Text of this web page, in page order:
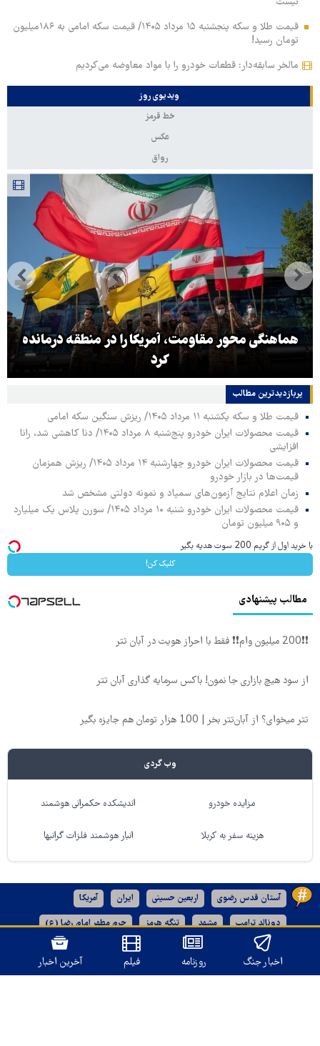
قیمت طلا و سکه پنجشنبه ۱۵ مرداد ۱۴۰۵/ قیمت سکه امامی به ۱۸۶میلیون
تومان رسید!
مالخر سابقه‌دار: قطعات خودرو را با مواد معاوضه می‌کردیم
ویدیوی روز
خط قرمز
عکس
رواق
هماهنگی محور مقاومت، آمریکا را در منطقه درمانده
کرد
پربازدیدترین‌ مطالب
قیمت طلا و سکه یکشنبه ۱۱ مرداد ۱۴۰۵/ ریزش سنگین سکه امامی
قیمت محصولات ایران خودرو پنج‌شنبه ۸ مرداد ۱۴۰۵/ دنا کاهشی شد، رانا
افزایشی
قیمت محصولات ایران خودرو چهارشنبه ۱۴ مرداد ۱۴۰۵/ ریزش همزمان
قیمت‌ها در بازار خودرو
زمان اعلام نتایج آزمون‌های سمپاد و نمونه دولتی مشخص شد
قیمت محصولات ایران خودرو شنبه ۱۰ مرداد ۱۴۰۵/ سورن پلاس یک میلیارد
و ۹۰۵ میلیون تومان
با خرید اول از گریم 200 سوت هدیه بگیر
کلیک کن!
مطالب پیشنهادی
❗❗200 میلیون وام❗❗ فقط با احراز هویت در آبان تتر
از سود هیچ بازاری جا نمون! باکس سرمایه گذاری آبان تتر
تتر میخوای؟ از آبان‌تتر بخر | 100 هزار تومان هم جایزه بگیر
وب گردی
مزایده خودرو اندیشکده حکمرانی هوشمند
هزینه سفر به کربلا انبار هوشمند فلزات گرانبها
آستان قدس رضوی اربعین حسینی ایران آمریکا
دونالد ترامپ مشهد تنگه هرمز حرم مطهر امام رضا (ع)
رژیم صهیونیستی کربلا
اخبار جنگ روزنامه فیلم آخرین اخبار